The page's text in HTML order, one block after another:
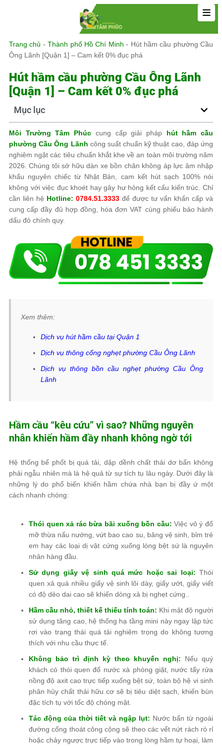
Trang chủ -Thành phố Hồ Chí Minh - Hút hầm cầu phường Cầu
Ông Lãnh [Quận 1] – Cam kết 0% đục phá
Hút hầm cầu phường Cầu Ông Lãnh
[Quận 1] – Cam kết 0% đục phá
Mục lục
Môi Trường Tâm Phúc cung cấp giải pháp hút hầm cầu
phường Cầu Ông Lãnh công suất chuẩn kỹ thuật cao, đáp ứng
nghiêm ngặt các tiêu chuẩn khắt khe về an toàn môi trường năm
2026. Chúng tôi sở hữu dàn xe bồn chân không áp lực âm nhập
khẩu nguyên chiếc từ Nhật Bản, cam kết hút sạch 100% nói
không với việc đục khoét hay gây hư hỏng kết cấu kiến trúc. Chỉ
cần liên hệ Hotline: 0784.51.3333 để được tư vấn khẩn cấp và
cung cấp đầy đủ hợp đồng, hóa đơn VAT cùng phiếu bảo hành
dấu đỏ chính quy.
Xem thêm:
Dịch vụ hút hầm cầu tại Quận 1
Dịch vụ thông cống nghẹt phường Cầu Ông Lãnh
Dịch vụ thông bồn cầu nghẹt phường Cầu Ông
Lãnh
Hầm cầu “kêu cứu” vì sao? Những nguyên
nhân khiến hầm đầy nhanh không ngờ tới
Hệ thống bể phốt bị quá tải, dập dềnh chất thải dơ bẩn không
phải ngẫu nhiên mà là hệ quả từ sự tích tụ lâu ngày. Dưới đây là
những lý do phổ biến khiến hầm chứa nhà bạn bị đầy ứ một
cách nhanh chóng:
Thói quen xả rác bừa bãi xuống bồn cầu: Việc vô ý đổ
mỡ thừa nấu nướng, vứt bao cao su, băng vệ sinh, bỉm trẻ
em hay các loại dị vật cứng xuống lòng bệt sứ là nguyên
nhân hàng đầu.
Sử dụng giấy vệ sinh quá mức hoặc sai loại: Thói
quen xả quá nhiều giấy vệ sinh lõi dày, giấy ướt, giấy viết
có độ dẻo dai cao sẽ khiến dòng xả bị nghẹt cứng..
Hầm cầu nhỏ, thiết kế thiếu tính toán: Khi mật độ người
sử dụng tăng cao, hệ thống hạ tầng mini này ngay lập tức
rơi vào trạng thái quá tải nghiêm trọng do không tương
thích với nhu cầu thực tế.
Không bảo trì định kỳ theo khuyến nghị: Nếu quý
khách có thói quen đổ nước xà phòng giặt, nước tẩy rửa
nồng độ axit cao trực tiếp xuống bệt sứ, toàn bộ hệ vi sinh
phân hủy chất thải hữu cơ sẽ bị tiêu diệt sạch, khiến bùn
đặc tích tụ với tốc độ chóng mặt.
Tác động của thời tiết và ngập lụt: Nước bẩn từ ngoài
đường cống thoát công cộng sẽ theo các vết nứt rách rò rỉ
hoặc chảy ngược trực tiếp vào trong lòng hầm tự hoại, làm